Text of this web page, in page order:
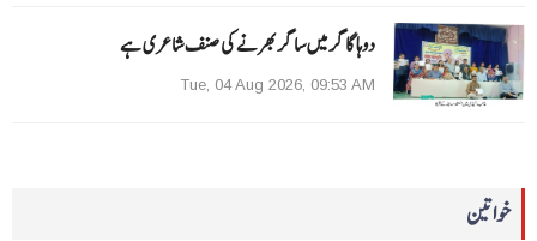
دوہا گاگر میں ساگر بھرنے کی صنف شاعری ہے
Tue, 04 Aug 2026, 09:53 AM
خواتین